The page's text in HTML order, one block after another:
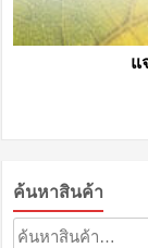
แ
ค้นหาสินค้า
ค้นหา: